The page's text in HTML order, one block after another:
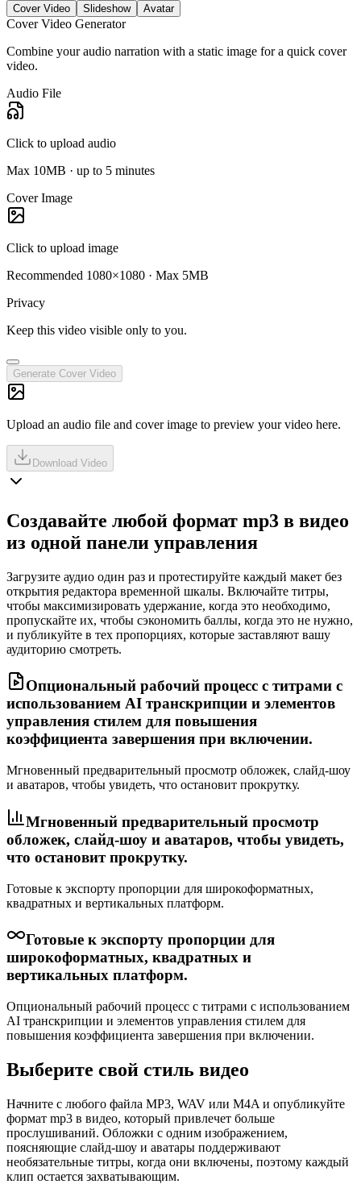
Cover Video Slideshow Avatar
Cover Video Generator
Combine your audio narration with a static image for a quick cover
video.
Audio File
Click to upload audio
Max 10MB · up to 5 minutes
Cover Image
Click to upload image
Recommended 1080×1080 · Max 5MB
Privacy
Keep this video visible only to you.
Generate Cover Video
Upload an audio file and cover image to preview your video here.
Download Video
Создавайте любой формат mp3 в видео
из одной панели управления
Загрузите аудио один раз и протестируйте каждый макет без
открытия редактора временной шкалы. Включайте титры,
чтобы максимизировать удержание, когда это необходимо,
пропускайте их, чтобы сэкономить баллы, когда это не нужно,
и публикуйте в тех пропорциях, которые заставляют вашу
аудиторию смотреть.
Опциональный рабочий процесс с титрами с
использованием AI транскрипции и элементов
управления стилем для повышения
коэффициента завершения при включении.
Мгновенный предварительный просмотр обложек, слайд-шоу
и аватаров, чтобы увидеть, что остановит прокрутку.
Мгновенный предварительный просмотр
обложек, слайд-шоу и аватаров, чтобы увидеть,
что остановит прокрутку.
Готовые к экспорту пропорции для широкоформатных,
квадратных и вертикальных платформ.
Готовые к экспорту пропорции для
широкоформатных, квадратных и
вертикальных платформ.
Опциональный рабочий процесс с титрами с использованием
AI транскрипции и элементов управления стилем для
повышения коэффициента завершения при включении.
Выберите свой стиль видео
Начните с любого файла MP3, WAV или M4A и опубликуйте
формат mp3 в видео, который привлечет больше
прослушиваний. Обложки с одним изображением,
поясняющие слайд-шоу и аватары поддерживают
необязательные титры, когда они включены, поэтому каждый
клип остается захватывающим.